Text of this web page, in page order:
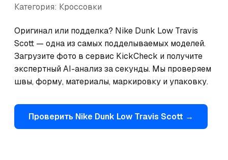
Категория: Кроссовки
Оригинал или подделка? Nike Dunk Low Travis
Scott — одна из самых подделываемых моделей.
Загрузите фото в сервис KickCheck и получите
экспертный AI-анализ за секунды. Мы проверяем
швы, форму, материалы, маркировку и упаковку.
Проверить Nike Dunk Low Travis Scott →